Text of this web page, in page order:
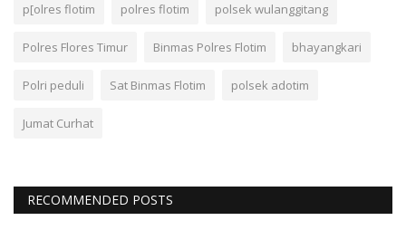
p[olres flotim polres flotim polsek wulanggitang
Polres Flores Timur Binmas Polres Flotim bhayangkari
Polri peduli Sat Binmas Flotim polsek adotim
Jumat Curhat
RECOMMENDED POSTS